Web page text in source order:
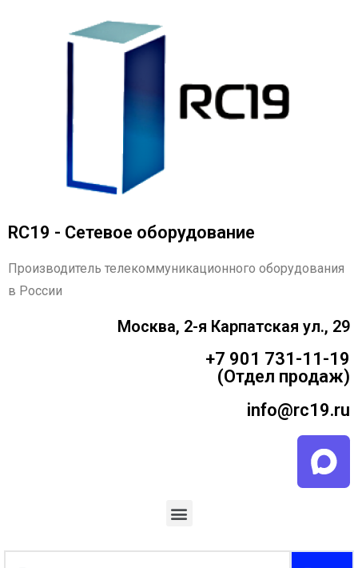
RC19 - Сетевое оборудование
Производитель телекоммуникационного оборудования
в России
Москва, 2-я Карпатская ул., 29
+7 901 731-11-19
(Отдел продаж)
info@rc19.ru